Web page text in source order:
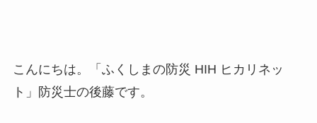
こんにちは。「ふくしまの防災 HIH ヒカリネッ
ト」防災士の後藤です。